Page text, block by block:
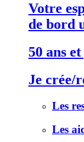
Votre
de bord
50 ans
Je crée/
Les
Les